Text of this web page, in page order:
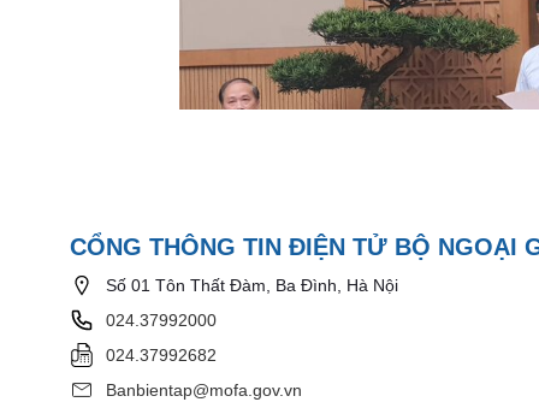
CỔNG THÔNG TIN ĐIỆN TỬ BỘ NGOẠI
Số 01 Tôn Thất Đàm, Ba Đình, Hà Nội
024.37992000
024.37992682
Banbientap@mofa.gov.vn